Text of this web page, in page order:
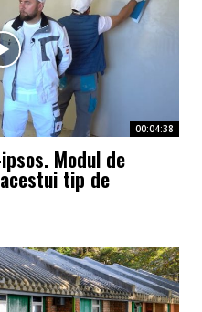
00:04:38
Modul de
tip de